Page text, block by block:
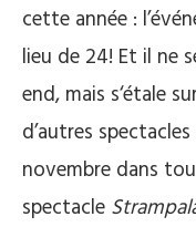
cette année :
lieu de 24! Et il ne
end, mais s‘étale
d’autres
novembre dans
spectacle